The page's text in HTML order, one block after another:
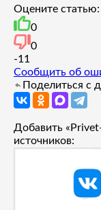
Оцените статью:
0
0
-1 1
Сообщить об
Поделиться с
Добавить
источников: